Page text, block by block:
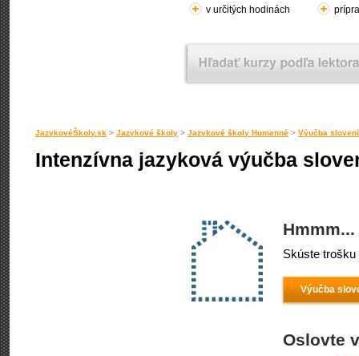
v určitých hodinách
JazykovéŠkoly.sk > Jazykové školy > Jazykové školy Humenné > Výučba
Intenzívna jazyková výučba
Skúste
Výučba
Oslovte